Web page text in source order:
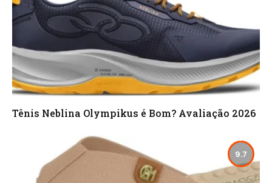
Tênis Neblina Olympikus é Bom? Avaliação 2026
9.7